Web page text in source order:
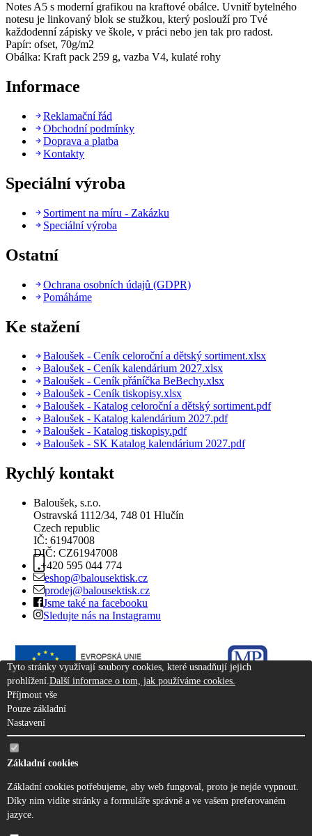
Notes A5 s moderní grafikou na kraftové obálce. Uvnitř bytelného
notesu je linkovaný blok se stužkou, který poslouží pro Tvé
každodenní zápisky ve škole, v práci nebo jen tak pro radost.
Papír: ofset, 70g/m2
Obálka: Kraft pack 259 g, vazba V4, kulaté rohy
Informace
Reklamační řád
Obchodní podmínky
Doprava a platba
Kontakty
Speciální výroba
Sortiment na míru - Zakázku
Speciální výroba
Ostatní
Ochrana osobních údajů (GDPR)
Pomáháme
Ke stažení
Baloušek - Ceník celoroční a dětský sortiment.xlsx
Baloušek - Ceník kalendárium 2027.xlsx
Baloušek - Ceník přáníčka BeBechy.xlsx
Baloušek - Ceník tiskopisy.xlsx
Baloušek - Katalog celoroční a dětský sortiment.pdf
Baloušek - Katalog kalendárium 2027.pdf
Baloušek - Katalog tiskopisy.pdf
Baloušek - SK Katalog kalendárium 2027.pdf
Rychlý kontakt
Baloušek, s.r.o.
Ostravská 1112/34, 748 01 Hlučín
Czech republic
IČ: 61947008
DIČ: CZ61947008
+420 595 044 774
eshop@balousektisk.cz
prodej@balousektisk.cz
Jsme také na facebooku
Sledujte nás na Instagramu
Tyto stránky využívají soubory cookies, které usnadňují jejich
prohlížení.Další informace o tom, jak používáme cookies.
Příjmout vše
Pouze základní
Nastavení
Základní cookies
Základní cookies potřebujeme, aby web fungoval, proto je nejde vypnout.
Díky nim vidíte stránky a formuláře správně a ve vašem preferovaném
jazyce.